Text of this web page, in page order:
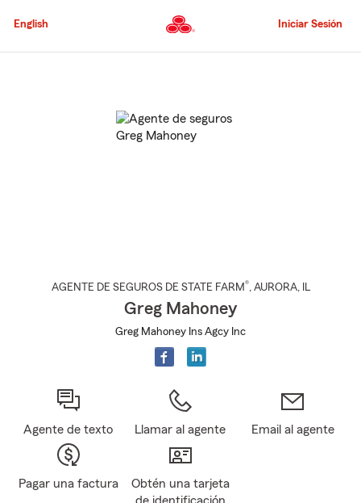
al
principal
English Iniciar Sesión
AGENTE DE SEGUROS DE STATE FARM®, AURORA, IL
Greg Mahoney
Greg Mahoney Ins Agcy Inc
Agente de texto Llamar al agente Email al agente
Pagar una factura
Obtén una tarjeta